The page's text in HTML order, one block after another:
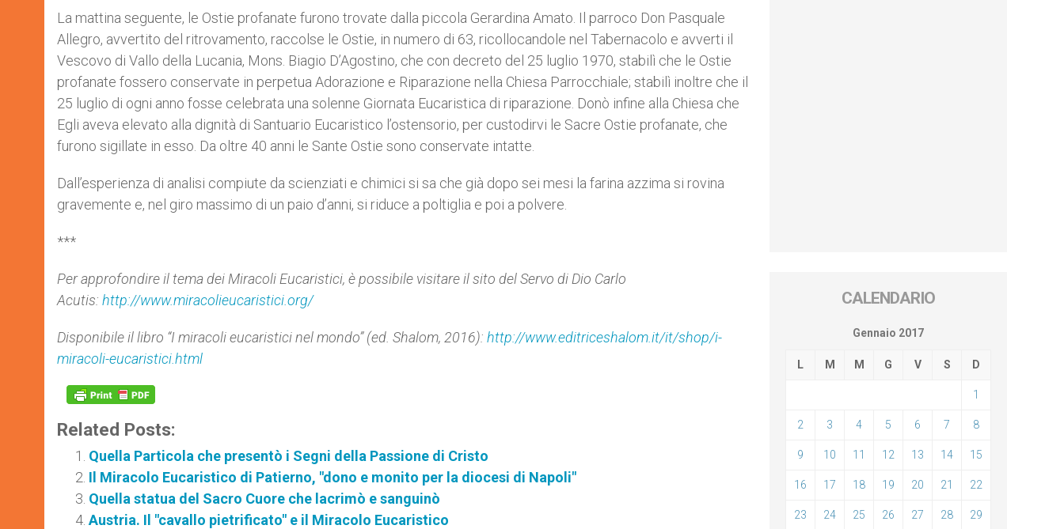
La mattina seguente, le Ostie profanate furono trovate dalla piccola Gerardina Amato. Il parroco Don Pasquale
Allegro, avvertito del ritrovamento, raccolse le Ostie, in numero di 63, ricollocandole nel Tabernacolo e avverti il
Vescovo di Vallo della Lucania, Mons. Biagio D’Agostino, che con decreto del 25 luglio 1970, stabilì che le Ostie
profanate fossero conservate in perpetua Adorazione e Riparazione nella Chiesa Parrocchiale; stabilì inoltre che il
25 luglio di ogni anno fosse celebrata una solenne Giornata Eucaristica di riparazione. Donò infine alla Chiesa che
Egli aveva elevato alla dignità di Santuario Eucaristico l’ostensorio, per custodirvi le Sacre Ostie profanate, che
furono sigillate in esso. Da oltre 40 anni le Sante Ostie sono conservate intatte.
Dall’esperienza di analisi compiute da scienziati e chimici si sa che già dopo sei mesi la farina azzima si rovina
gravemente e, nel giro massimo di un paio d’anni, si riduce a poltiglia e poi a polvere.
***
Per approfondire il tema dei Miracoli Eucaristici, è possibile visitare il sito del Servo di Dio Carlo
Acutis: http://www.miracolieucaristici.org/
Disponibile il libro “I miracoli eucaristici nel mondo” (ed. Shalom, 2016): http://www.editriceshalom.it/it/shop/i-
miracoli-eucaristici.html
Related Posts:
Quella Particola che presentò i Segni della Passione di Cristo
Il Miracolo Eucaristico di Patierno, "dono e monito per la diocesi di Napoli"
Quella statua del Sacro Cuore che lacrimò e sanguinò
Austria. Il "cavallo pietrificato" e il Miracolo Eucaristico
CALENDARIO
Gennaio 2017
L M M G V S D
1
2 3 4 5 6 7 8
9 10 11 12 13 14 15
16 17 18 19 20 21 22
23 24 25 26 27 28 29